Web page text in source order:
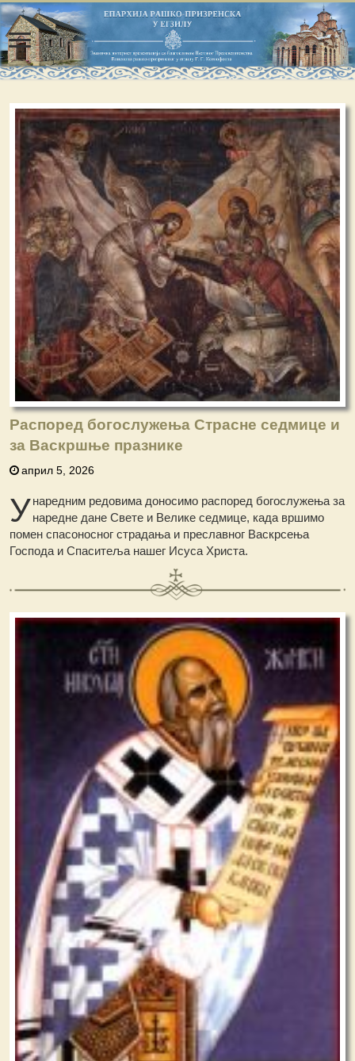
Распоред богослужења Страсне седмице и
за Васкршње празнике
април 5, 2026
Унаредним редовима доносимо распоред богослужења за
наредне дане Свете и Велике седмице, када вршимо
помен спасоносног страдања и преславног Васкрсења
Господа и Спаситеља нашег Исуса Христа.